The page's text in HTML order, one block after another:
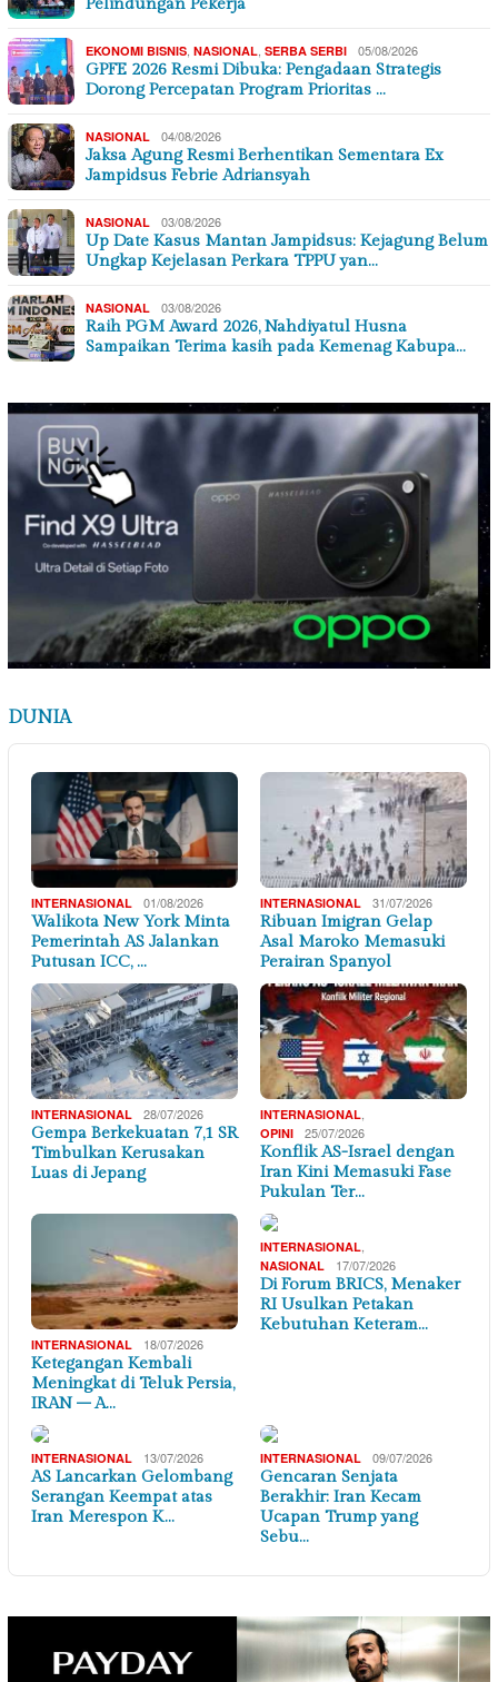
EKONOMI BISNIS NASIONAL SERBA SERBI 05/08/2026
GPFE 2026 Resmi Dibuka: Pengadaan Strategis
Dorong Percepatan Program Prioritas …
NASIONAL 04/08/2026
Jaksa Agung Resmi Berhentikan Sementara Ex
Jampidsus Febrie Adriansyah
NASIONAL 03/08/2026
Up Date Kasus Mantan Jampidsus: Kejagung Belum
Ungkap Kejelasan Perkara TPPU yan…
NASIONAL 03/08/2026
Raih PGM Award 2026, Nahdiyatul Husna
Sampaikan Terima kasih pada Kemenag Kabupa…
DUNIA
INTERNASIONAL 01/08/2026
Walikota New York Minta
Pemerintah AS Jalankan
Putusan ICC, …
INTERNASIONAL 31/07/2026
Ribuan Imigran Gelap
Asal Maroko Memasuki
Perairan Spanyol
INTERNASIONAL 28/07/2026
Gempa Berkekuatan 7,1 SR
Timbulkan Kerusakan
Luas di Jepang
INTERNASIONAL
OPINI 25/07/2026
Konflik AS-Israel dengan
Iran Kini Memasuki Fase
Pukulan Ter…
INTERNASIONAL 18/07/2026
Ketegangan Kembali
Meningkat di Teluk Persia,
IRAN – A…
INTERNASIONAL
NASIONAL 17/07/2026
Di Forum BRICS, Menaker
RI Usulkan Petakan
Kebutuhan Keteram…
INTERNASIONAL 13/07/2026
AS Lancarkan Gelombang
Serangan Keempat atas
Iran Merespon K…
INTERNASIONAL 09/07/2026
Gencaran Senjata
Berakhir: Iran Kecam
Ucapan Trump yang
Sebu…